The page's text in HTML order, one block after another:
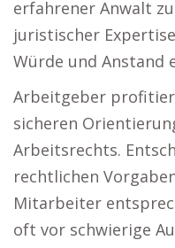
erfahrener Anwalt
juristischer
Würde und Anstand
Arbeitgeber
sicheren
Arbeitsrechts.
rechtlichen
Mitarbeiter
oft vor schwierige